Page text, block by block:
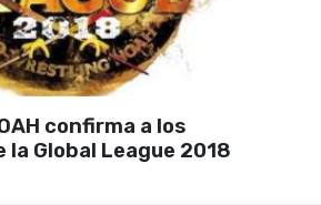
confirma a los
Global League 2018